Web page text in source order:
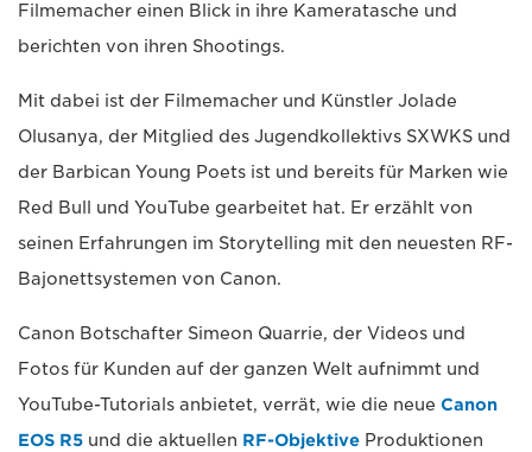
Filmemacher einen Blick in ihre Kameratasche und
berichten von ihren Shootings.
Mit dabei ist der Filmemacher und Künstler Jolade
Olusanya, der Mitglied des Jugendkollektivs SXWKS und
der Barbican Young Poets ist und bereits für Marken wie
Red Bull und YouTube gearbeitet hat. Er erzählt von
seinen Erfahrungen im Storytelling mit den neuesten RF-
Bajonettsystemen von Canon.
Canon Botschafter Simeon Quarrie, der Videos und
Fotos für Kunden auf der ganzen Welt aufnimmt und
YouTube-Tutorials anbietet, verrät, wie die neue Canon
EOS R5 und die aktuellen RF-Objektive Produktionen